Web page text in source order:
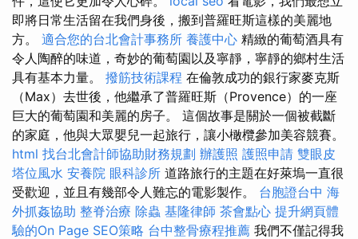
即將日常生活留在我們身後，搬到普羅旺斯這樣的美麗地
方。 適合您的台北會計事務所 養護中心 精緻的葡萄酒具有
令人陶醉的味道，奇妙的葡萄園以及寧靜，寧靜的鄉村生活
具有基本力量。 撥筋技術課程 在倫敦成功的銀行家麥克斯
（Max）去世後，他繼承了普羅旺斯（Provence）的一座
巨大的葡萄園和美麗的房子。 這個故事是關於一個被截斷
的家庭，他與大眾嬰兒一起旅行，讓小橄欖參加美容競賽。
html 找台北會計師協助財務規劃 辦護照 護照申請 雙眼皮
塔位風水 安養院 眼科診所 道路旅行的主題在好萊塢一直很
受歡迎，並且有幾部令人難忘的電影製作。 台胞證台中 海
外抓姦協助 整脊治療 除蟲 基隆律師 茶會點心 提升網頁體
驗的On Page SEO策略 台中整骨療程推薦 我們不僅記得我